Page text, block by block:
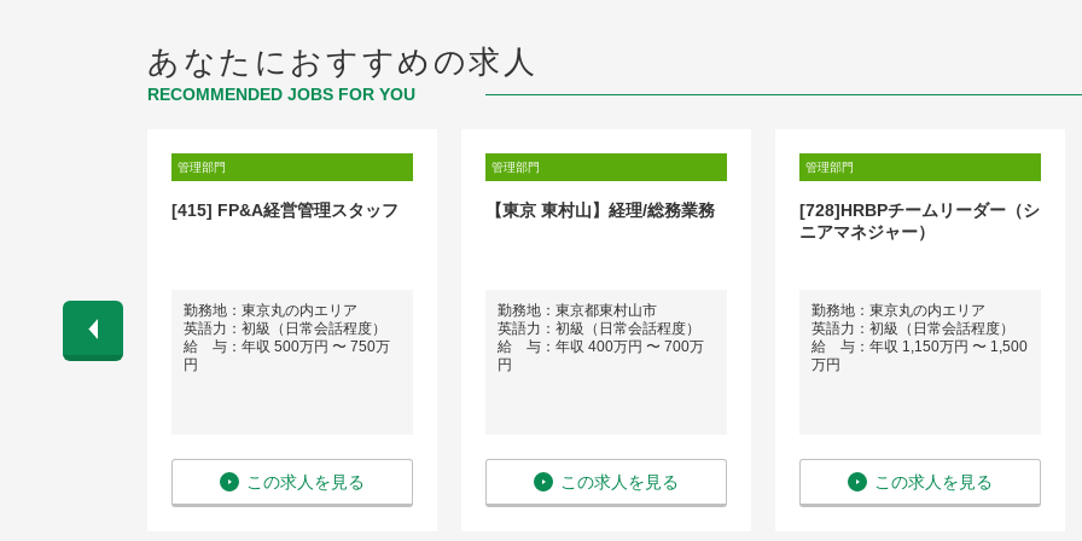
あなたにおすすめの求人
RECOMMENDED JOBS FOR YOU
管理部門
[415] FP&A経営管理スタッフ
勤務地：東京丸の内エリア
英語力：初級（日常会話程度）
給 与：年収 500万円 〜 750万
円
この求人を見る
管理部門
【東京 東村山】経理/総務業務
勤務地：東京都東村山市
英語力：初級（日常会話程度）
給 与：年収 400万円 〜 700万
円
この求人を見る
管理部門
[728]HRBPチームリーダー（シ
ニアマネジャー）
勤務地：東京丸の内エリア
英語力：初級（日常会話程度）
給 与：年収 1,150万円 〜 1,500
万円
この求人を見る